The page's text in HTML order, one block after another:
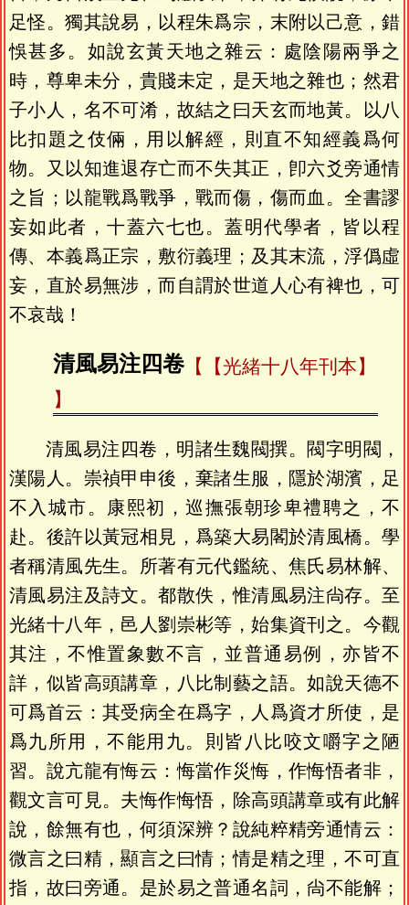
足怪。獨其說易，以程朱爲宗，末附以己意，錯
悞甚多。如說玄黃天地之雜云：處陰陽兩爭之
時，尊卑未分，貴賤未定，是天地之雜也；然君
子小人，名不可淆，故結之曰天玄而地黃。以八
比扣題之伎倆，用以解經，則直不知經義爲何
物。又以知進退存亡而不失其正，卽六爻旁通情
之旨；以龍戰爲戰爭，戰而傷，傷而血。全書謬
妄如此者，十蓋六七也。蓋明代學者，皆以程
傳、本義爲正宗，敷衍義理；及其末流，浮僞虛
妄，直於易無涉，而自謂於世道人心有裨也，可
不哀哉！
清風易注四卷 【光緒十八年刊本】
清風易注四卷，明諸生魏閥撰。閥字明閥，
漢陽人。崇禎甲申後，棄諸生服，隱於湖濱，足
不入城市。康熙初，巡撫張朝珍卑禮聘之，不
赴。後許以黃冠相見，爲築大易閣於清風橋。學
者稱清風先生。所著有元代鑑統、焦氏易林解、
清風易注及詩文。都散佚，惟清風易注尙存。至
光緒十八年，邑人劉崇彬等，始集資刊之。今觀
其注，不惟置象數不言，並普通易例，亦皆不
詳，似皆高頭講章，八比制藝之語。如說天德不
可爲首云：其受病全在爲字，人爲資才所使，是
爲九所用，不能用九。則皆八比咬文嚼字之陋
習。說亢龍有悔云：悔當作災悔，作悔悟者非，
觀文言可見。夫悔作悔悟，除高頭講章或有此解
說，餘無有也，何須深辨？說純粹精旁通情云：
微言之曰精，顯言之曰情；情是精之理，不可直
指，故曰旁通。是於易之普通名詞，尙不能解；